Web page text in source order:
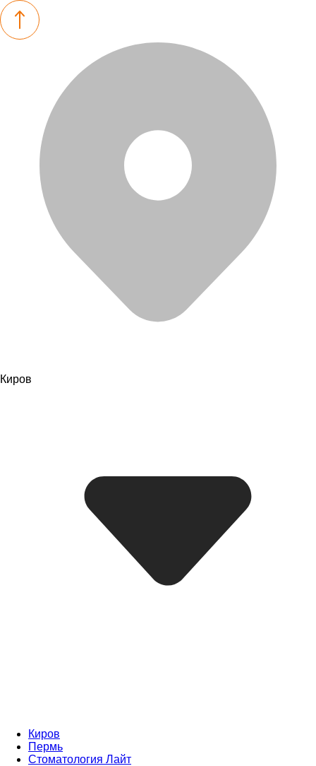
Киров
Киров
Пермь
Стоматология Лайт